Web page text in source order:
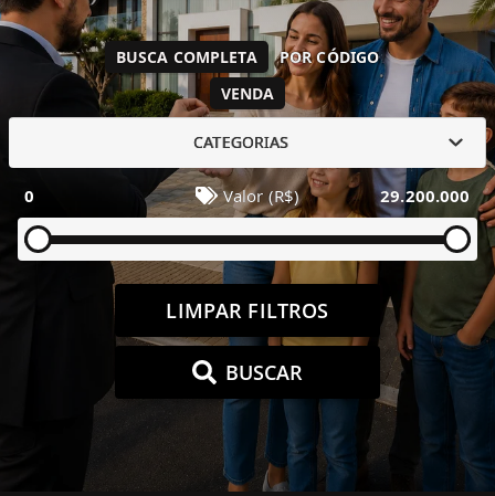
VENDA
BUSCA COMPLETA POR CÓDIGO
CATEGORIAS
0 Valor (R$) 29.200.000
LIMPAR FILTROS
BUSCAR